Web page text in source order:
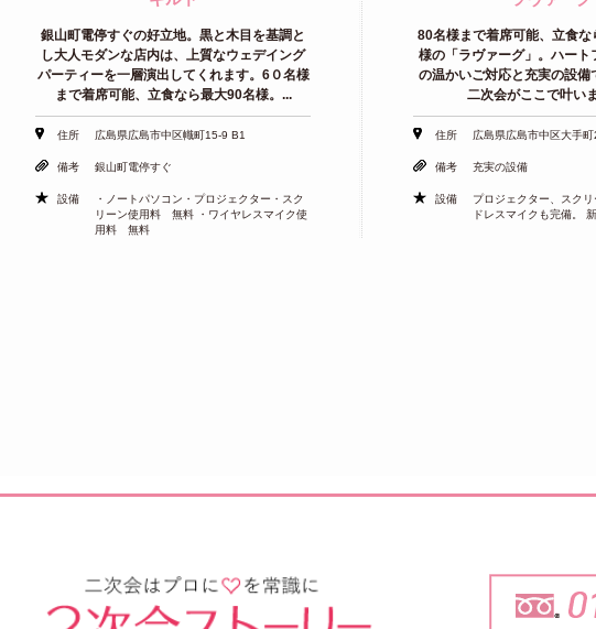
銀山町電停すぐの好立地。黒と木目を基調と
し大人モダンな店内は、上質なウェデイング
パーティーを一層演出してくれます。6０名様
まで着席可能、立食なら最大90名様。...
住所 広島県広島市中区幟町15-9 B1
備考 銀山町電停すぐ
設備
・ノートパソコン・プロジェクター・スク
リーン使用料 無料 ・ワイヤレスマイク使
用料 無料
80名様まで着席可能、立食な
様の「ラヴァーグ」。ハート
の温かいご対応と充実の設備
二次会がここで叶い
住所 広島県広島市中区大手町
備考 充実の設備
設備
プロジェクター、スク
ドレスマイクも完備。